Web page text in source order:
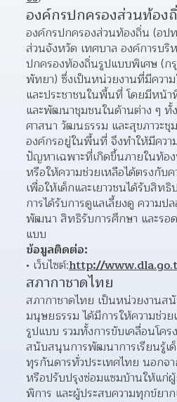
องค์กรปกครองส่วนท้อง
องค์กรปกครองส่วนท้องถิ่น (อป
ส่วนจังหวัด เทศบาล องค์การบริ
ปกครองท้องถิ่นรูปแบบพิเศษ (ก
พัทยา) ซึ่งเป็นหน่วยงานที่มีควา
และประชาชนในพื้นที่ โดยมีหน้
และพัฒนาชุมชนในด้านต่าง ๆ ทั้
ศาสนา วัฒนธรรม และสุขภาวะชุ
องค์กรอยู่ในพื้นที่ จึงทำให้มีควา
ปัญหาเฉพาะที่เกิดขึ้นภายในท้อ
หรือให้ความช่วยเหลือได้ตรงกับ
เพื่อให้เด็กและเยาวชนได้รับสิท
การได้รับการดูแลเลี้ยงดู ความป
พัฒนา สิทธิรับการศึกษา และร
แบบ
ข้อมูลติดต่อ:
เว็บไซต์:http://
สภากาชาดไทย
สภากาชาดไทย เป็นหน่วยงานส
มนุษยธรรม ได้มีการให้ความช่ว
รูปแบบ รวมทั้งการขับเคลื่อนโคร
สนับสนุนการพัฒนาการเรียนรู้เ
ทุรกันดารทั่วประเทศไทย นอกจ
หรือปรับปรุงซ่อมแซมบ้านให้แก่
พิการ และผู้ประสบความทุกข์ยา